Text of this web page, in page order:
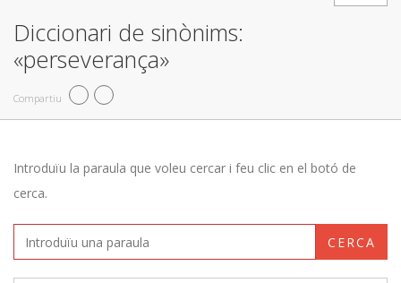
Diccionari de sinònims:
«perseverança»
Compartiu
Introduïu la paraula que voleu cercar i feu clic en el botó de
cerca.
CERCA